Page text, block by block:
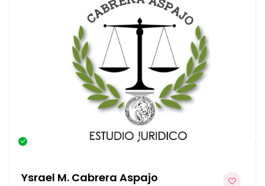
Consulta gratuita
Ysrael M. Cabrera Aspajo